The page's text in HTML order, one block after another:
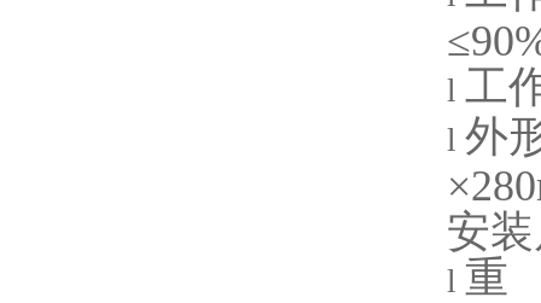
l 工
l 外
×280
安
l 重